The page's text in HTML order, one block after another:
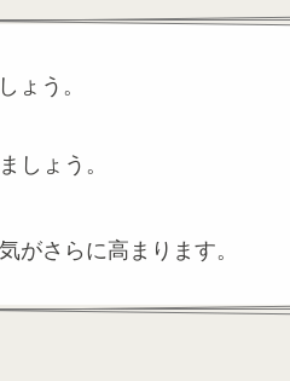
ょう。
しょう。
がさらに高まります。